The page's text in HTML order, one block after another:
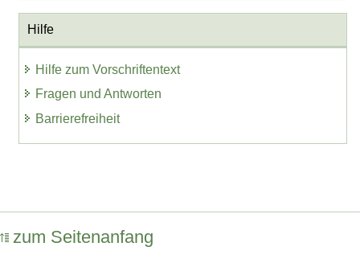
Hilfe
Hilfe zum Vorschriftentext
Fragen und Antworten
Barrierefreiheit
zum Seitenanfang